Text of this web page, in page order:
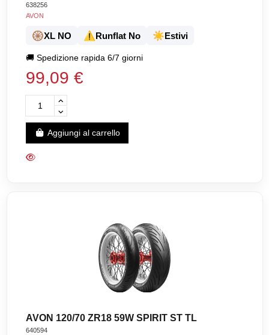
638256
AVON
🛞XL NO ⚠️Runflat No ☀️Estivi
🚚Spedizione rapida 6/7 giorni
99,09 €
Aggiungi al carrello
AVON 120/70 ZR18 59W SPIRIT ST TL
640594